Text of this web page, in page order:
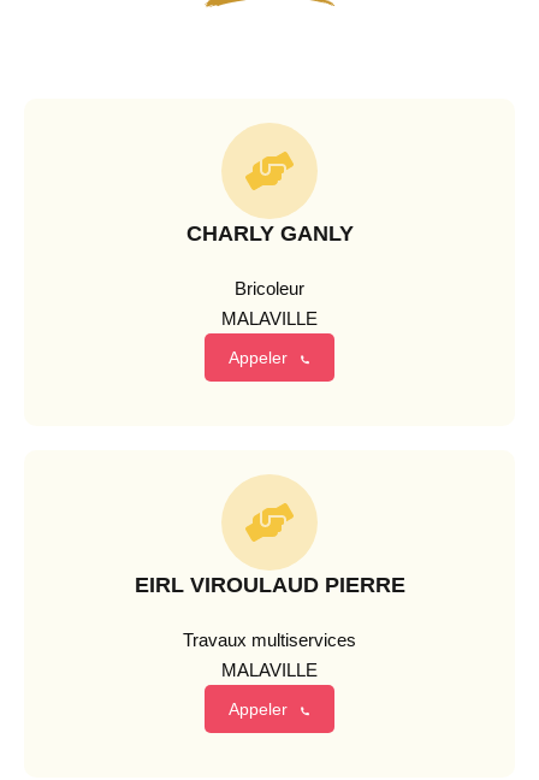
CHARLY GANLY
Bricoleur
MALAVILLE
Appeler
EIRL VIROULAUD PIERRE
Travaux multiservices
MALAVILLE
Appeler